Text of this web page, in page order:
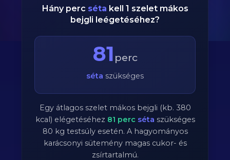
Hány perc séta kell 1 szelet mákos
bejgli leégetéséhez?
81 perc
séta szükséges
Egy átlagos szelet mákos bejgli (kb. 380
kcal) elégetéséhez 81 perc séta szükséges
80 kg testsúly esetén. A hagyományos
karácsonyi sütemény magas cukor- és
zsírtartalmú.